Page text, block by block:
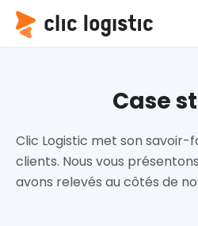
Case
Clic Logistic met son savoir-
clients. Nous vous
avons relevés au côtés de